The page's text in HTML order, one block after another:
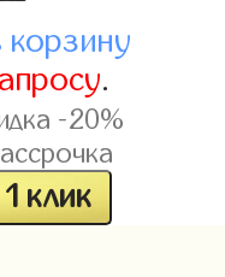
.
-20%
клик